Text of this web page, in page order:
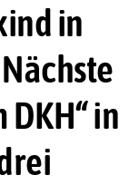
in
DKH“ in